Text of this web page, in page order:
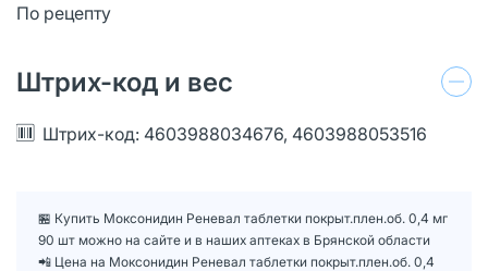
По рецепту
Штрих-код и вес
Штрих-код: 4603988034676, 4603988053516
🏪 Купить Моксонидин Реневал таблетки покрыт.плен.об. 0,4 мг
90 шт можно на сайте и в наших аптеках в Брянской области
📲 Цена на Моксонидин Реневал таблетки покрыт.плен.об. 0,4